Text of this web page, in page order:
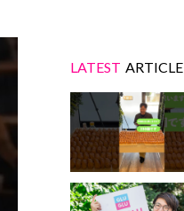
LATEST ARTICLE